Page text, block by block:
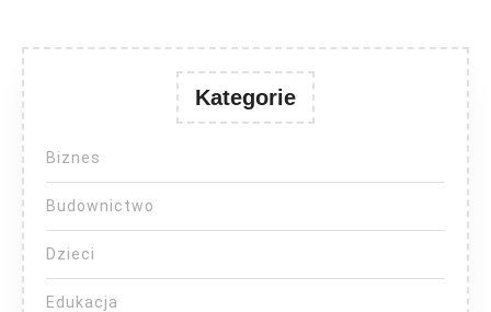
Kategorie
Biznes
Budownictwo
Dzieci
Edukacja